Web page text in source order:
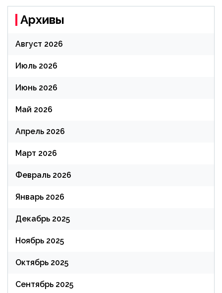
Архивы
Август 2026
Июль 2026
Июнь 2026
Май 2026
Апрель 2026
Март 2026
Февраль 2026
Январь 2026
Декабрь 2025
Ноябрь 2025
Октябрь 2025
Сентябрь 2025